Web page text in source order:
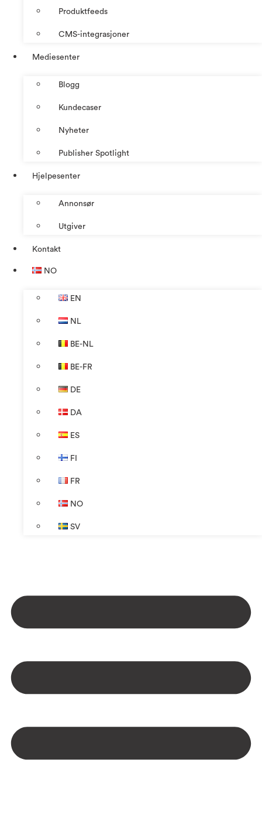
Produktfeeds
CMS-integrasjoner
Mediesenter
Blogg
Kundecaser
Nyheter
Publisher Spotlight
Hjelpesenter
Annonsør
Utgiver
Kontakt
NO
EN
NL
BE-NL
BE-FR
DE
DA
ES
FI
FR
NO
SV